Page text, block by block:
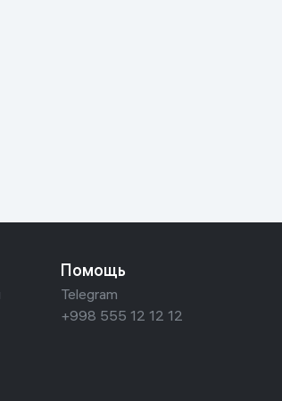
Помощь
Telegram
+998 555 12 12 12